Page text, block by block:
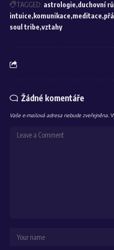
TAGGED: astrologie duchovní
intuice komunikace meditace
soul tribe vztahy
Žádné komentáře
Vaše e-mailová adresa nebude zveřejněna.